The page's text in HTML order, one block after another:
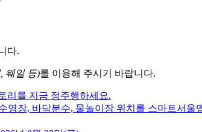
다.
웨일 등)를 이용해 주시기 바랍니다.